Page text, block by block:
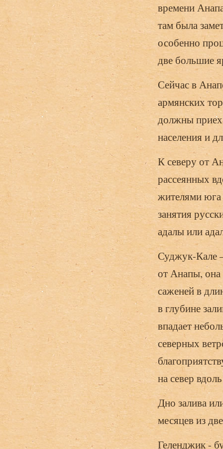
времени
там была
особенно
две большие
Сейчас в
армянских
должны
населения и
К северу от
рассеянных
жителями юга
занятия
адалы или
Суджук-Кале
от Анапы, она
саженей в
в глубине
впадает
северных
на север
Дно залива
месяцев из
Геленджик -